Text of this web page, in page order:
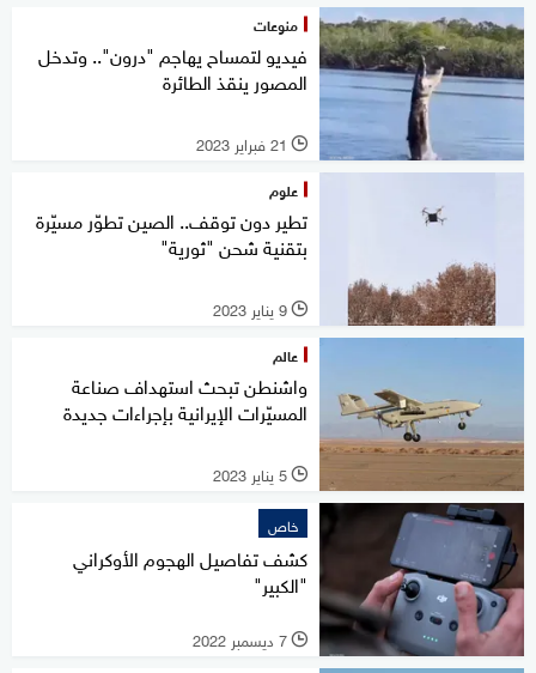
منوعات
فيديو لتمساح يهاجم "درون".. وتدخل
المصور ينقذ الطائرة
l 21 فبراير 2023
علوم
تطير دون توقف.. الصين تطوّر مسيّرة
بتقنية شحن "ثورية"
l 9 يناير 2023
عالم
واشنطن تبحث استهداف صناعة
المسيّرات الإيرانية بإجراءات جديدة
l 5 يناير 2023
خاص
كشف تفاصيل الهجوم الأوكراني
"الكبير"
l 7 ديسمبر 2022